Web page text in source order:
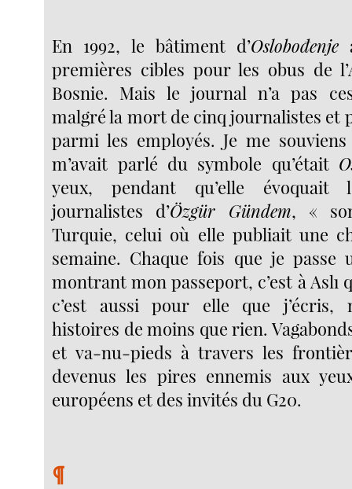
En 1992, le bâtiment d’Oslobođenje
premières cibles pour les obus de
Bosnie. Mais le journal n’a pas
malgré la mort de cinq journalistes et
parmi les employés. Je me souviens
m’avait parlé du symbole qu’était
yeux, pendant qu’elle
journalistes d’Özgür Gündem, «
Turquie, celui où elle publiait une
semaine. Chaque fois que je passe
montrant mon passeport, c’est à Aslı
c’est aussi pour elle que j’écris,
histoires de moins que rien.
et va-nu-pieds à travers les
devenus les pires ennemis aux
européens et des invités du G20.
¶